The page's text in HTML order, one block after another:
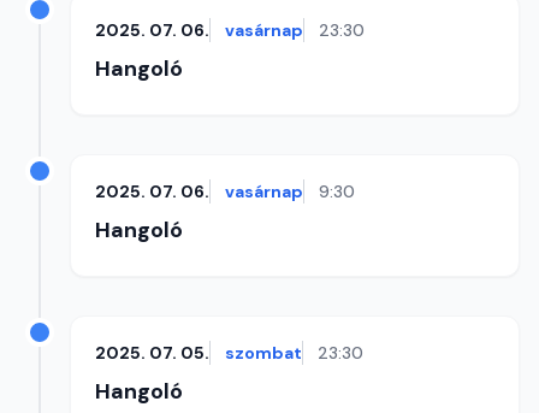
2025. 07. 06. vasárnap 23:30
Hangoló
2025. 07. 06. vasárnap 9:30
Hangoló
2025. 07. 05. szombat 23:30
Hangoló